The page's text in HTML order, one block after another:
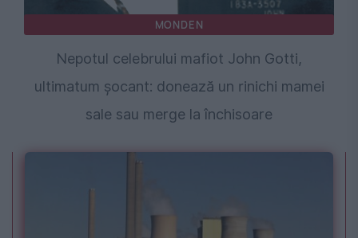
MONDEN
Nepotul celebrului mafiot John Gotti,
ultimatum șocant: donează un rinichi mamei
sale sau merge la închisoare